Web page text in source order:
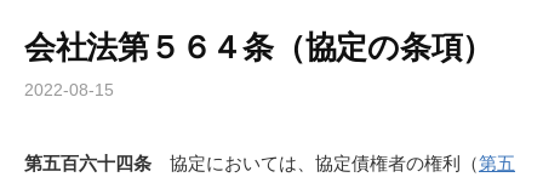
会社法第５６４条（協定の条項）
2022-08-15
第五百六十四条 協定においては、協定債権者の権利（第五